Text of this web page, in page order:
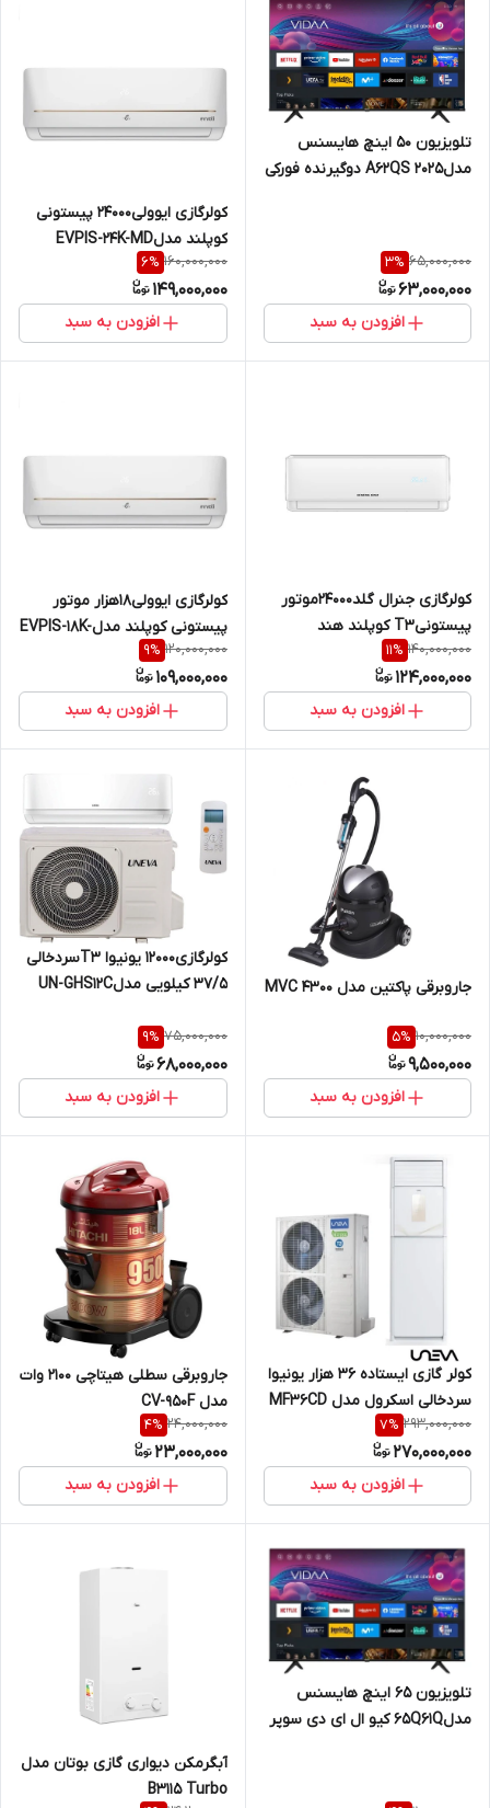
تلویز‌یون ۵۰ اینچ هایسنس
مدلA62QS ۲۰۲۵ دوگیرنده فورکی
65,000,000
3%
63,000,000
افزودن به سبد
کولرگازی ایوولی24000 پیستونی
کوپلند مدلEVPIS-24K-MD
160,000,000
6%
149,000,000
افزودن به سبد
کولرگازی جنرال گلد۲۴۰۰۰موتور
پیستونیT3 کوپلند هند
مدلGG-AP24000ULTRA
140,000,000
11%
124,000,000
افزودن به سبد
کولرگازی ایوولی۱۸هزار موتور
پیستونی کوپلند مدلEVPIS-18K-
MD
120,000,000
9%
109,000,000
افزودن به سبد
جاروبرقی پاکتین مدل MVC 4300
10,000,000
5%
9,500,000
افزودن به سبد
کولرگازی۱۲۰۰۰ یونیوا T3سردخالی
۳۷/۵ کیلویی مدلUN-GHS12C
75,000,000
9%
68,000,000
افزودن به سبد
کولر گازی ایستاده 36 هزار یونیوا
سردخالی اسکرول مدل MF36CD
FROST SCROLL T3
293,000,000
7%
270,000,000
افزودن به سبد
جاروبرقی سطلی هیتاچی ۲۱۰۰ وات
مدل CV-950F
24,000,000
4%
23,000,000
افزودن به سبد
تلویزیون ۶۵ اینچ هایسنس
مدل65Q61Q کیو ال ای دی سوپر
آبگرمکن دیواری گازی بوتان مدل
B3115 Turbo